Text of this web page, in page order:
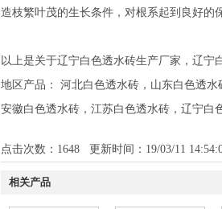
造枝繁叶茂的生长条件，对根系起到良好的
以上是关于辽宁白色透水砖生产厂家，辽
地区产品： 河北白色透水砖 ， 山东白色透水
安徽白色透水砖 ， 江苏白色透水砖 ， 辽宁白
点击次数： 1648 更新时间：19/03/11
相关产品